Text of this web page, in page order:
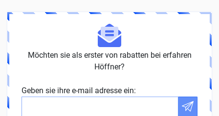
Möchten sie als erster von rabatten bei erfahren
Höffner?
Geben sie ihre e-mail adresse ein: